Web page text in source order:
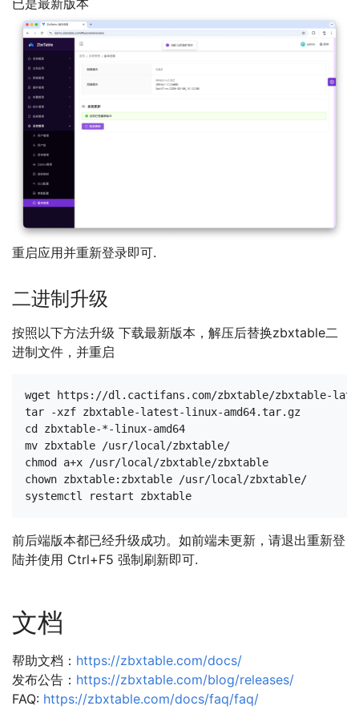
已是最新版本
重启应用并重新登录即可.
二进制升级
按照以下方法升级 下载最新版本，解压后替换zbxtable二
进制文件，并重启
wget https://dl.cactifans.com/zbxtable/zbxtable-
tar -xzf zbxtable-latest-linux-amd64.tar.gz
cd zbxtable-*-linux-amd64
mv zbxtable /usr/local/zbxtable/
chmod a+x /usr/local/zbxtable/zbxtable
chown zbxtable:zbxtable /usr/local/zbxtable/
前后端版本都已经升级成功。如前端未更新，请退出重新登
陆并使用 Ctrl+F5 强制刷新即可.
文档
帮助文档： https://zbxtable.com/docs/
发布公告： https://zbxtable.com/blog/releases/
FAQ: https://zbxtable.com/docs/faq/faq/